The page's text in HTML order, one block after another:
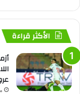
الأكثر قراءة